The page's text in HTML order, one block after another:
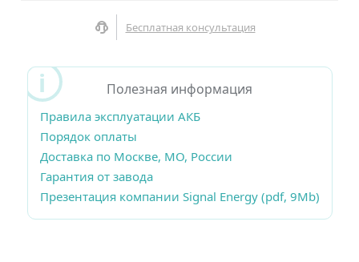
Бесплатная консультация
Полезная информация
Правила эксплуатации АКБ
Порядок оплаты
Доставка по Москве, МО, России
Гарантия от завода
Презентация компании Signal Energy (pdf, 9Mb)